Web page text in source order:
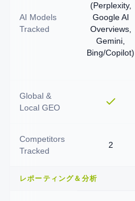
AI Models
Tracked
(Perplexity,
Google AI
Overviews,
Gemini,
Bing/Copilot)
Global &
Local GEO
Competitors
Tracked
2
レポーティング＆分析